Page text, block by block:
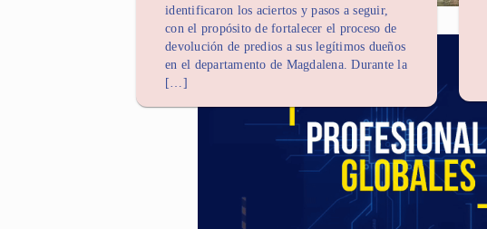
identificaron los aciertos y pasos a seguir,
con el propósito de fortalecer el proceso de
devolución de predios a sus legítimos dueños
en el departamento de Magdalena. Durante la
[…]